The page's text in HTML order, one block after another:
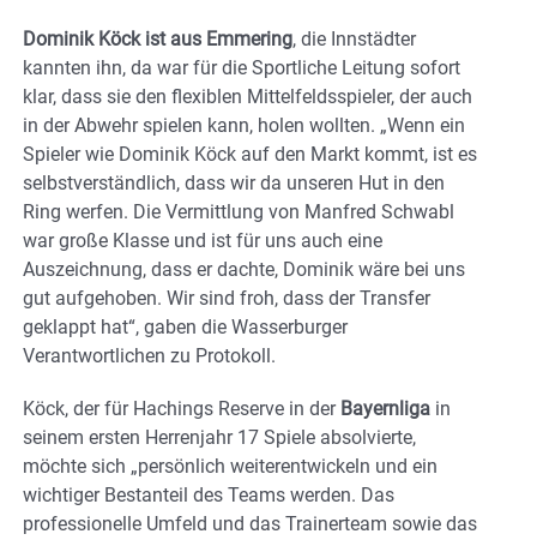
Dominik Köck ist aus Emmering, die Innstädter
kannten ihn, da war für die Sportliche Leitung sofort
klar, dass sie den flexiblen Mittelfeldsspieler, der auch
in der Abwehr spielen kann, holen wollten. „Wenn ein
Spieler wie Dominik Köck auf den Markt kommt, ist es
selbstverständlich, dass wir da unseren Hut in den
Ring werfen. Die Vermittlung von Manfred Schwabl
war große Klasse und ist für uns auch eine
Auszeichnung, dass er dachte, Dominik wäre bei uns
gut aufgehoben. Wir sind froh, dass der Transfer
geklappt hat“, gaben die Wasserburger
Verantwortlichen zu Protokoll.
Köck, der für Hachings Reserve in derBayernliga in
seinem ersten Herrenjahr 17 Spiele absolvierte,
möchte sich „persönlich weiterentwickeln und ein
wichtiger Bestanteil des Teams werden. Das
professionelle Umfeld und das Trainerteam sowie das